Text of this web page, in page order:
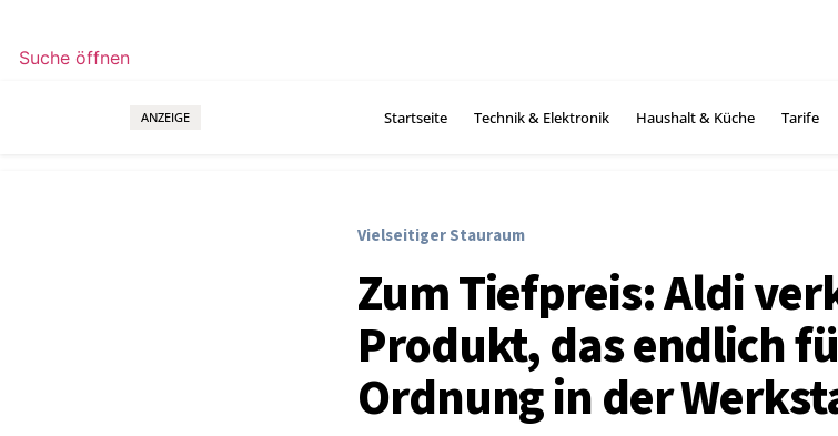
Suche öffnen
Startseite Technik & Elektronik Haushalt & Küche Tarife
ANZEIGE
Vielseitiger Stauraum
Zum Tiefpreis: Aldi
Produkt, das endlich
Ordnung in der